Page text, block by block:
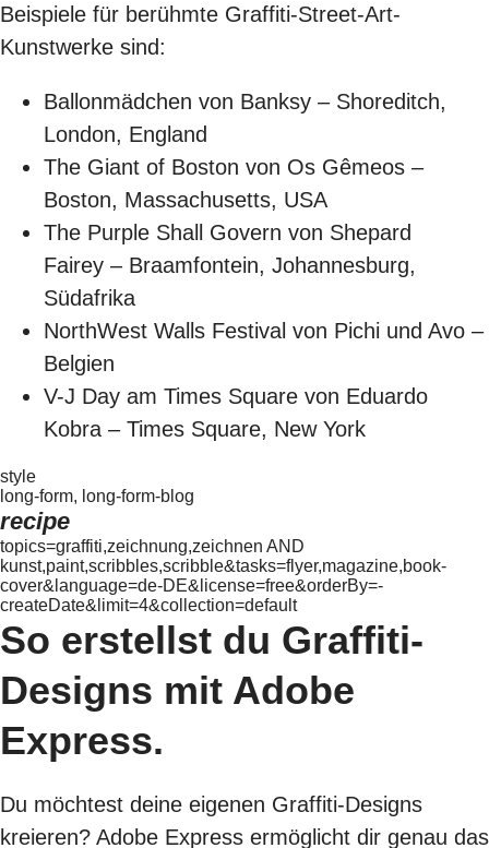
Beispiele für berühmte Graffiti-Street-Art-
Kunstwerke sind:
Ballonmädchen von Banksy – Shoreditch,
London, England
The Giant of Boston von Os Gêmeos –
Boston, Massachusetts, USA
The Purple Shall Govern von Shepard
Fairey – Braamfontein, Johannesburg,
Südafrika
NorthWest Walls Festival von Pichi und Avo –
Belgien
V-J Day am Times Square von Eduardo
Kobra – Times Square, New York
style
long-form, long-form-blog
recipe
topics=graffiti,zeichnung,zeichnen AND
kunst,paint,scribbles,scribble&tasks=flyer,magazine,book-
cover&language=de-DE&license=free&orderBy=-
createDate&limit=4&collection=default
So erstellst du Graffiti-
Designs mit Adobe
Express.
Du möchtest deine eigenen Graffiti-Designs
kreieren? Adobe Express ermöglicht dir genau das